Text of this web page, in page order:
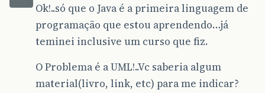
Ok!..só que o Java é a primeira linguagem de
programação que estou aprendendo…já
teminei inclusive um curso que fiz.
O Problema é a UML!..Vc saberia algum
material(livro, link, etc) para me indicar?